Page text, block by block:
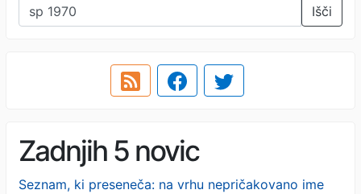
Išči
Zadnjih 5 novic
Seznam, ki preseneča: na vrhu nepričakovano ime